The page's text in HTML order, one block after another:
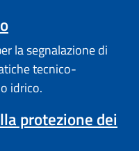
la segnalazione di
tecnico-
idrico.
protezione dei